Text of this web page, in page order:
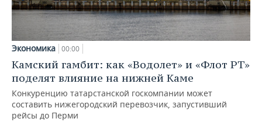
Экономика 00:00
Камский гамбит: как «Водолет» и «Флот РТ»
поделят влияние на нижней Каме
Конкуренцию татарстанской госкомпании может
составить нижегородский перевозчик, запустивший
рейсы до Перми